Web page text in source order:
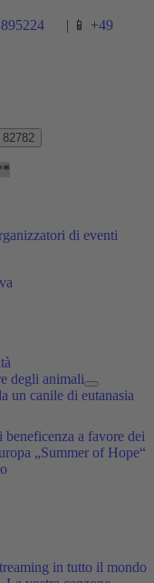
| 📱 +49
di eventi
degli animali
un canile di eutanasia
beneficenza a favore dei
„Summer of Hope“
in tutto il mondo